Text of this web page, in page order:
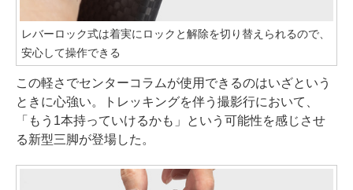
レバーロック式は着実にロックと解除を切り替えられるので、
安心して操作できる
この軽さでセンターコラムが使用できるのはいざという
ときに心強い。トレッキングを伴う撮影行において、
「もう1本持っていけるかも」という可能性を感じさせ
る新型三脚が登場した。